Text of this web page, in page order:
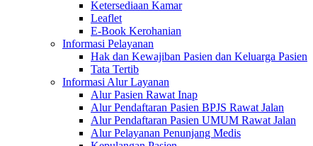
Ketersediaan Kamar
Leaflet
E-Book Kerohanian
Informasi Pelayanan
Hak dan Kewajiban Pasien dan Keluarga Pasien
Tata Tertib
Informasi Alur Layanan
Alur Pasien Rawat Inap
Alur Pendaftaran Pasien BPJS Rawat Jalan
Alur Pendaftaran Pasien UMUM Rawat Jalan
Alur Pelayanan Penunjang Medis